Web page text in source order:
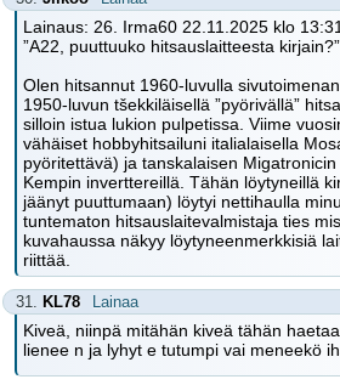
Lainaus: 26. Irma60 22.11.2025 klo 13:31
”A22, puuttuuko hitsauslaitteesta kirjain?”
Olen hitsannut 1960-luvulla
1950-luvun tšekkiläisellä ”pyörivällä”
silloin istua lukion pulpetissa. Viime
vähäiset hobbyhitsailuni italialaisella
pyöritettävä) ja tanskalaisen
Kempin inverttereillä. Tähän löytyneillä
jäänyt puuttumaan) löytyi nettihaulla
tuntematon hitsauslaitevalmistaja ties
kuvahaussa näkyy löytyneenmerkkisiä
riittää.
31. KL78 Lainaa
Kiveä, niinpä mitähän kiveä tähän
lienee n ja lyhyt e tutumpi vai meneekö